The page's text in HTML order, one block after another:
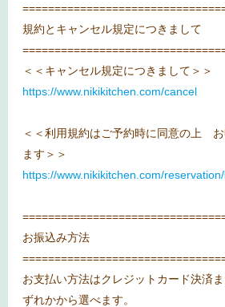
規約とキャンセル規定につきまして
＜＜キャンセル規定につきまして＞＞
https://www.nikikitchen.com/cancel
＜＜利用規約はご予約時に同意の上
ます＞＞
https://www.nikikitchen.com/
お振込み方法
お支払い方法はクレジットカード決済
ずれかから選べます。